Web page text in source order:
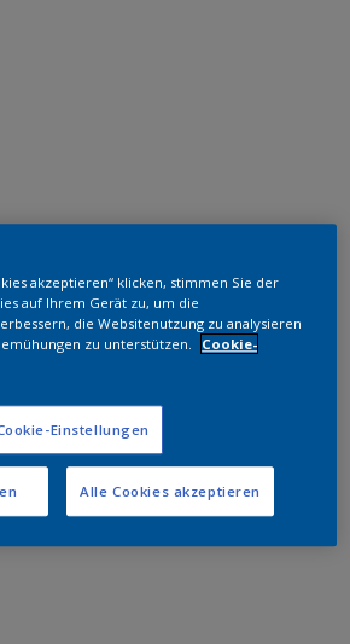
akzeptieren“ klicken, stimmen Sie der
auf Ihrem Gerät zu, um die
die Websitenutzung zu analysieren
zu unterstützen.
Cookie-
Einstellungen
Alle Cookies akzeptieren